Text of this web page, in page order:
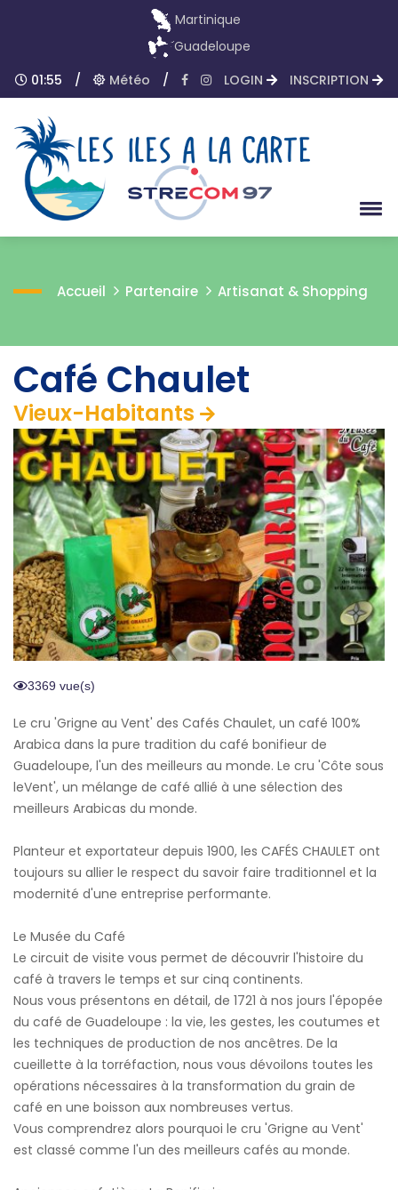
Martinique
Guadeloupe
01:55
/ Météo / LOGIN INSCRIPTION
Accueil Partenaire Artisanat & Shopping
Café Chaulet
Vieux-Habitants
3369 vue(s)
Le cru 'Grigne au Vent' des Cafés Chaulet, un café 100%
Arabica dans la pure tradition du café bonifieur de
Guadeloupe, l'un des meilleurs au monde. Le cru 'Côte sous
leVent', un mélange de café allié à une sélection des
meilleurs Arabicas du monde.
Planteur et exportateur depuis 1900, les CAFÉS CHAULET ont
toujours su allier le respect du savoir faire traditionnel et la
modernité d'une entreprise performante.
Le Musée du Café
Le circuit de visite vous permet de découvrir l'histoire du
café à travers le temps et sur cinq continents.
Nous vous présentons en détail, de 1721 à nos jours l'épopée
du café de Guadeloupe : la vie, les gestes, les coutumes et
les techniques de production de nos ancêtres. De la
cueillette à la torréfaction, nous vous dévoilons toutes les
opérations nécessaires à la transformation du grain de
café en une boisson aux nombreuses vertus.
Vous comprendrez alors pourquoi le cru 'Grigne au Vent'
est classé comme l'un des meilleurs cafés au monde.